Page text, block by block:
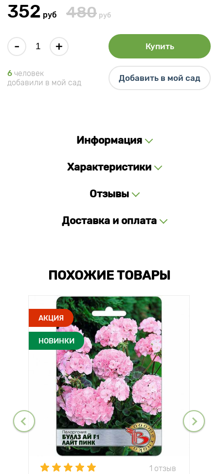
352 руб 480 руб
- + Купить
6 человек
добавили в мой сад
Добавить в мой сад
Информация
Характеристики
Отзывы
Доставка и оплата
ПОХОЖИЕ ТОВАРЫ
АКЦИЯ
НОВИНКИ
1 отзыв